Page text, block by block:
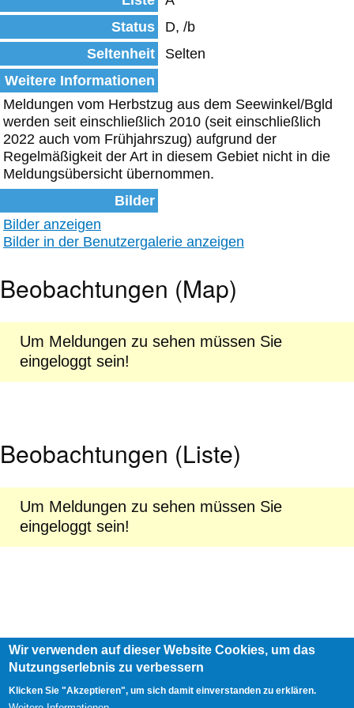
Status
D, /b
Seltenheit
Selten
Weitere Informationen
Meldungen vom Herbstzug aus dem Seewinkel/Bgld
werden seit einschließlich 2010 (seit einschließlich
2022 auch vom Frühjahrszug) aufgrund der
Regelmäßigkeit der Art in diesem Gebiet nicht in die
Meldungsübersicht übernommen.
Bilder
Bilder anzeigen
Bilder in der Benutzergalerie anzeigen
Beobachtungen (Map)
Um Meldungen zu sehen müssen Sie
eingeloggt sein!
Beobachtungen (Liste)
Um Meldungen zu sehen müssen Sie
eingeloggt sein!
Footer
menu
AGB Impressum Links
User Anmelden
Wir verwenden auf dieser Website Cookies, um das
Nutzungserlebnis zu verbessern
Klicken Sie "Akzeptieren", um sich damit einverstanden zu erklären.